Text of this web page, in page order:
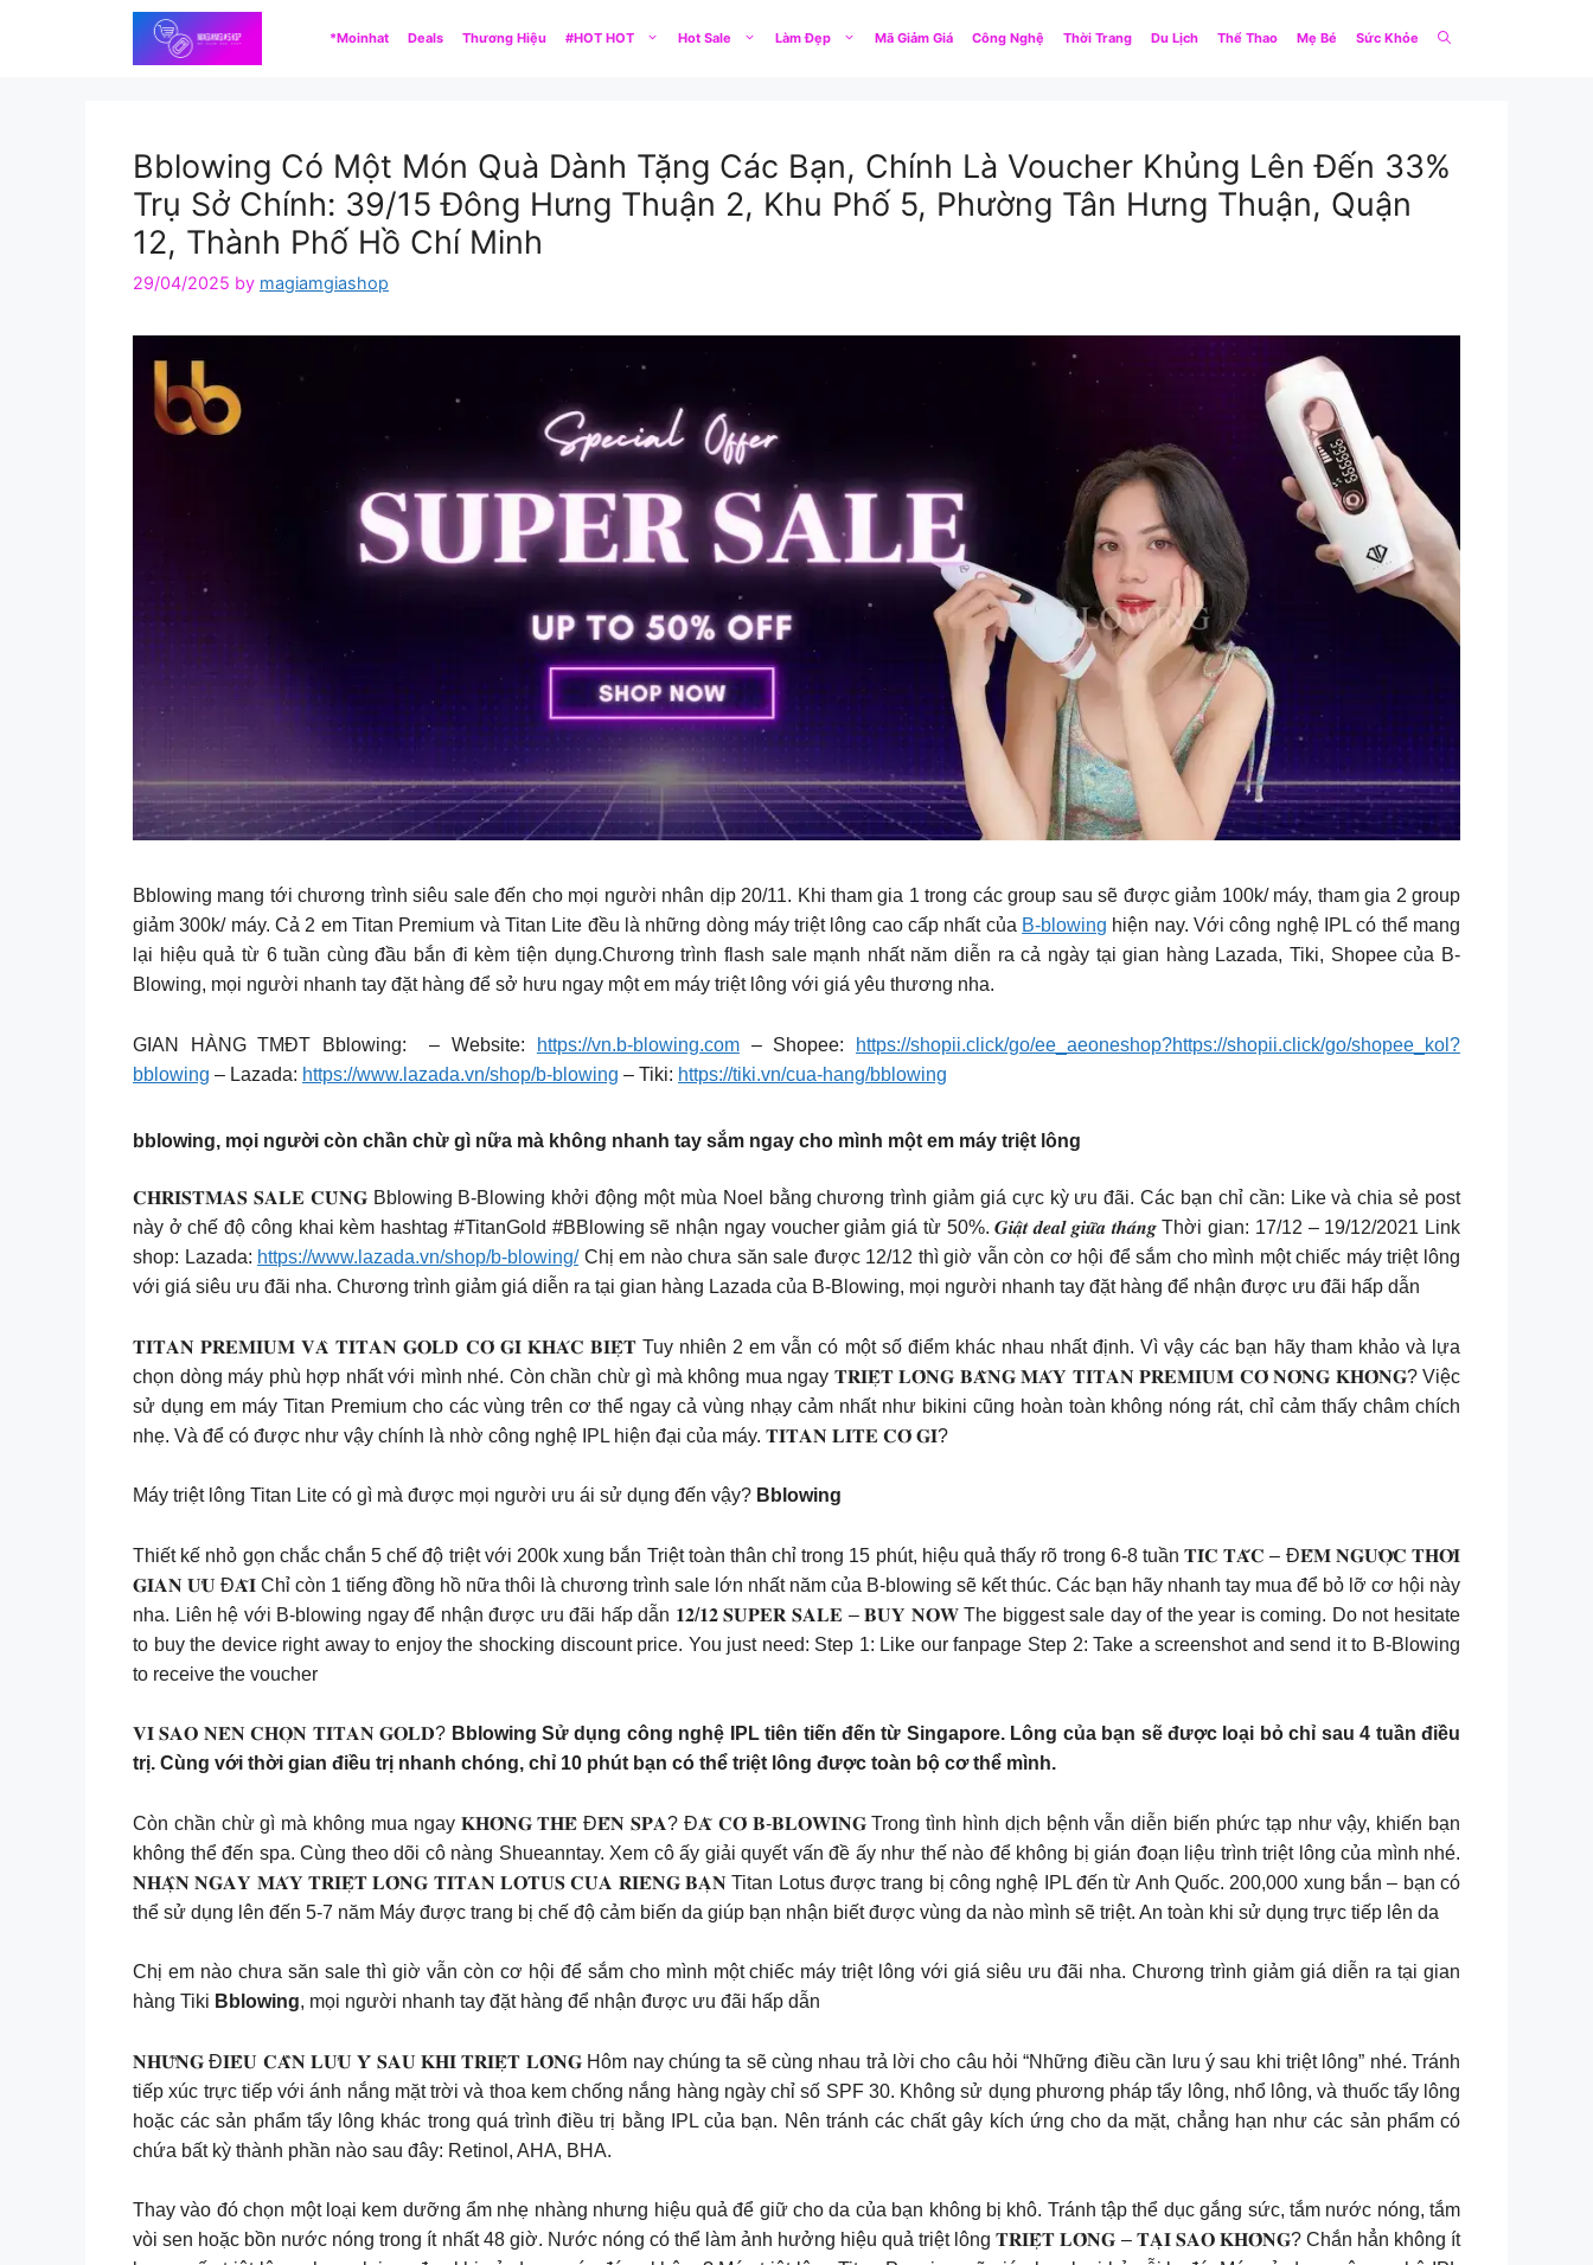
*Moinhat Deals Thương Hiệu #HOT HOT Hot Sale Làm Đẹp Mã Giảm Giá Công Nghệ Thời Trang Du Lịch Thể Thao Mẹ Bé Sức Khỏe
Bblowing Có Một Món Quà Dành Tặng Các Bạn, Chính Là Voucher Khủng Lên Đến 33%
Trụ Sở Chính: 39/15 Đông Hưng Thuận 2, Khu Phố 5, Phường Tân Hưng Thuận, Quận
12, Thành Phố Hồ Chí Minh
29/04/2025 by magiamgiashop
Bblowing mang tới chương trình siêu sale đến cho mọi người nhân dịp 20/11. Khi tham gia 1 trong các group sau sẽ được giảm 100k/ máy, tham gia 2 group
giảm 300k/ máy. Cả 2 em Titan Premium và Titan Lite đều là những dòng máy triệt lông cao cấp nhất của B-blowing hiện nay. Với công nghệ IPL có thể mang
lại hiệu quả từ 6 tuần cùng đầu bắn đi kèm tiện dụng.Chương trình flash sale mạnh nhất năm diễn ra cả ngày tại gian hàng Lazada, Tiki, Shopee của B-
Blowing, mọi người nhanh tay đặt hàng để sở hưu ngay một em máy triệt lông với giá yêu thương nha.
GIAN HÀNG TMĐT Bblowing: – Website: https://vn.b-blowing.com– Shopee:
https://shopii.click/go/ee_aeoneshop?https://shopii.click/go/shopee_kol?
bblowing – Lazada: https://www.lazada.vn/shop/b-blowing – Tiki: https://tiki.vn/cua-hang/bblowing
bblowing, mọi người còn chần chừ gì nữa mà không nhanh tay sắm ngay cho mình một em máy triệt lông
𝐂𝐇𝐑𝐈𝐒𝐓𝐌𝐀𝐒 𝐒𝐀𝐋𝐄 𝐂𝐔̀𝐍𝐆 Bblowing B-Blowing khởi động một mùa Noel bằng chương trình giảm giá cực kỳ ưu đãi. Các bạn chỉ cần: Like và chia sẻ post
này ở chế độ công khai kèm hashtag #TitanGold #BBlowing sẽ nhận ngay voucher giảm giá từ 50%. 𝑮𝒊𝒂̣̂𝒕 𝒅𝒆𝒂𝒍 𝒈𝒊𝒖̛̃𝒂 𝒕𝒉𝒂́𝒏𝒈 Thời gian: 17/12 – 19/12/2021 Link
shop: Lazada: https://www.lazada.vn/shop/b-blowing/Chị em nào chưa săn sale được 12/12 thì giờ vẫn còn cơ hội để sắm cho mình một chiếc máy triệt lông
với giá siêu ưu đãi nha. Chương trình giảm giá diễn ra tại gian hàng Lazada của B-Blowing, mọi người nhanh tay đặt hàng để nhận được ưu đãi hấp dẫn
𝐓𝐈𝐓𝐀𝐍 𝐏𝐑𝐄𝐌𝐈𝐔𝐌 𝐕𝐀̀ 𝐓𝐈𝐓𝐀𝐍 𝐆𝐎𝐋𝐃 𝐂𝐎́ 𝐆𝐈̀ 𝐊𝐇𝐀́𝐂 𝐁𝐈𝐄̣̂𝐓 Tuy nhiên 2 em vẫn có một số điểm khác nhau nhất định. Vì vậy các bạn hãy tham khảo và lựa
chọn dòng máy phù hợp nhất với mình nhé. Còn chần chừ gì mà không mua ngay 𝐓𝐑𝐈𝐄̣̂𝐓 𝐋𝐎̂𝐍𝐆 𝐁𝐀̆̀𝐍𝐆 𝐌𝐀́𝐘 𝐓𝐈𝐓𝐀𝐍 𝐏𝐑𝐄𝐌𝐈𝐔𝐌 𝐂𝐎́ 𝐍𝐎́𝐍𝐆 𝐊𝐇𝐎̂𝐍𝐆? Việc
sử dụng em máy Titan Premium cho các vùng trên cơ thể ngay cả vùng nhạy cảm nhất như bikini cũng hoàn toàn không nóng rát, chỉ cảm thấy châm chích
nhẹ. Và để có được như vậy chính là nhờ công nghệ IPL hiện đại của máy. 𝐓𝐈𝐓𝐀𝐍 𝐋𝐈𝐓𝐄 𝐂𝐎́ 𝐆𝐈̀?
Máy triệt lông Titan Lite có gì mà được mọi người ưu ái sử dụng đến vậy? Bblowing
Thiết kế nhỏ gọn chắc chắn 5 chế độ triệt với 200k xung bắn Triệt toàn thân chỉ trong 15 phút, hiệu quả thấy rõ trong 6-8 tuần 𝐓𝐈́𝐂 𝐓𝐀̆́𝐂 – Đ𝐄̂́𝐌 𝐍𝐆𝐔̛𝐎̛̣𝐂 𝐓𝐇𝐎̛̀𝐈
𝐆𝐈𝐀𝐍 𝐔̛𝐔 Đ𝐀̃𝐈 Chỉ còn 1 tiếng đồng hồ nữa thôi là chương trình sale lớn nhất năm của B-blowing sẽ kết thúc. Các bạn hãy nhanh tay mua để bỏ lỡ cơ hội này
nha. Liên hệ với B-blowing ngay để nhận được ưu đãi hấp dẫn 𝟏𝟐/𝟏𝟐 𝐒𝐔𝐏𝐄𝐑 𝐒𝐀𝐋𝐄 – 𝐁𝐔𝐘 𝐍𝐎𝐖 The biggest sale day of the year is coming. Do not hesitate
to buy the device right away to enjoy the shocking discount price. You just need: Step 1: Like our fanpage Step 2: Take a screenshot and send it to B-Blowing
to receive the voucher
𝐕𝐈̀ 𝐒𝐀𝐎 𝐍𝐄̂𝐍 𝐂𝐇𝐎̣𝐍 𝐓𝐈𝐓𝐀𝐍 𝐆𝐎𝐋𝐃? Bblowing Sử dụng công nghệ IPL tiên tiến đến từ Singapore. Lông của bạn sẽ được loại bỏ chỉ sau 4 tuần điều
trị. Cùng với thời gian điều trị nhanh chóng, chỉ 10 phút bạn có thể triệt lông được toàn bộ cơ thể mình.
Còn chần chừ gì mà không mua ngay 𝐊𝐇𝐎̂𝐍𝐆 𝐓𝐇𝐄̂̉ Đ𝐄̂́𝐍 𝐒𝐏𝐀? Đ𝐀̃ 𝐂𝐎́ 𝐁-𝐁𝐋𝐎𝐖𝐈𝐍𝐆 Trong tình hình dịch bệnh vẫn diễn biến phức tạp như vậy, khiến bạn
không thể đến spa. Cùng theo dõi cô nàng Shueanntay. Xem cô ấy giải quyết vấn đề ấy như thế nào để không bị gián đoạn liệu trình triệt lông của mình nhé.
𝐍𝐇𝐀̣̂𝐍 𝐍𝐆𝐀𝐘 𝐌𝐀́𝐘 𝐓𝐑𝐈𝐄̣̂𝐓 𝐋𝐎̂𝐍𝐆 𝐓𝐈𝐓𝐀𝐍 𝐋𝐎𝐓𝐔𝐒 𝐂𝐔̉𝐀 𝐑𝐈𝐄̂𝐍𝐆 𝐁𝐀̣𝐍 Titan Lotus được trang bị công nghệ IPL đến từ Anh Quốc. 200,000 xung bắn – bạn có
thể sử dụng lên đến 5-7 năm Máy được trang bị chế độ cảm biến da giúp bạn nhận biết được vùng da nào mình sẽ triệt. An toàn khi sử dụng trực tiếp lên da
Chị em nào chưa săn sale thì giờ vẫn còn cơ hội để sắm cho mình một chiếc máy triệt lông với giá siêu ưu đãi nha. Chương trình giảm giá diễn ra tại gian
hàng Tiki Bblowing, mọi người nhanh tay đặt hàng để nhận được ưu đãi hấp dẫn
𝐍𝐇𝐔̛̃𝐍𝐆 Đ𝐈𝐄̂̀𝐔 𝐂𝐀̂̀𝐍 𝐋𝐔̛𝐔 𝐘́ 𝐒𝐀𝐔 𝐊𝐇𝐈 𝐓𝐑𝐈𝐄̣̂𝐓 𝐋𝐎̂𝐍𝐆 Hôm nay chúng ta sẽ cùng nhau trả lời cho câu hỏi “Những điều cần lưu ý sau khi triệt lông” nhé. Tránh
tiếp xúc trực tiếp với ánh nắng mặt trời và thoa kem chống nắng hàng ngày chỉ số SPF 30. Không sử dụng phương pháp tẩy lông, nhổ lông, và thuốc tẩy lông
hoặc các sản phẩm tẩy lông khác trong quá trình điều trị bằng IPL của bạn. Nên tránh các chất gây kích ứng cho da mặt, chẳng hạn như các sản phẩm có
chứa bất kỳ thành phần nào sau đây: Retinol, AHA, BHA.
Thay vào đó chọn một loại kem dưỡng ẩm nhẹ nhàng nhưng hiệu quả để giữ cho da của bạn không bị khô. Tránh tập thể dục gắng sức, tắm nước nóng, tắm
vòi sen hoặc bồn nước nóng trong ít nhất 48 giờ. Nước nóng có thể làm ảnh hưởng hiệu quả triệt lông 𝐓𝐑𝐈𝐄̣̂𝐓 𝐋𝐎̂𝐍𝐆 – 𝐓𝐀̣𝐈 𝐒𝐀𝐎 𝐊𝐇𝐎̂𝐍𝐆? Chắn hẳn không ít